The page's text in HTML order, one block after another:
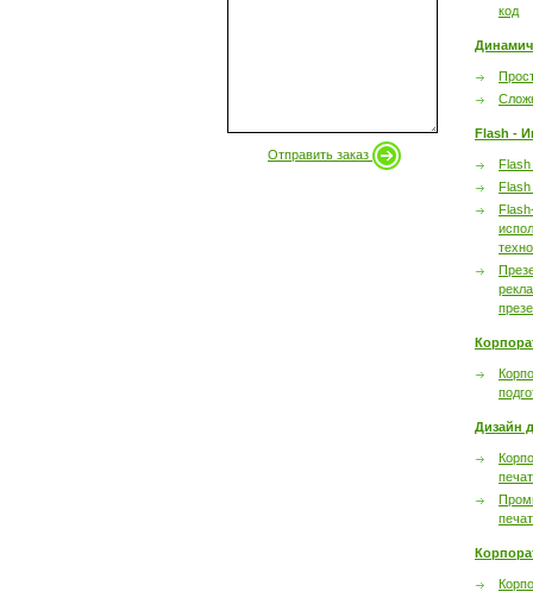
Отправить заказ
код
Flash -
Flash
Дизайн